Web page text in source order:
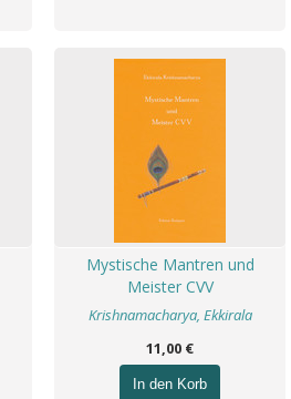
Mystische Mantren und
Meister CVV
Krishnamacharya, Ekkirala
11,00 €
In den Korb